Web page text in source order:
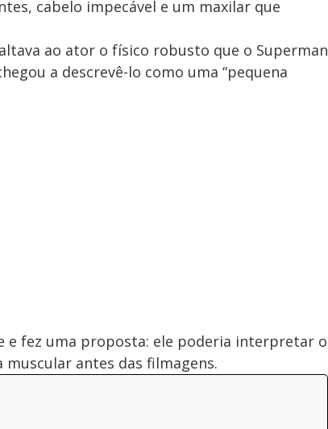
cabelo impecável e um maxilar que
ao ator o físico robusto que o Superman
a descrevê-lo como uma “pequena
e fez uma proposta: ele poderia interpretar o
antes das filmagens.